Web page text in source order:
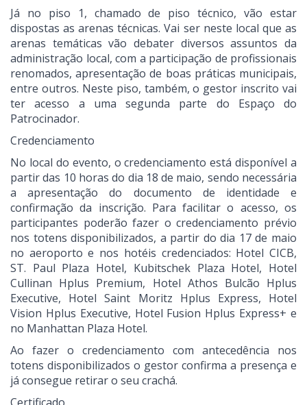
Já no piso 1, chamado de piso técnico, vão estar
dispostas as arenas técnicas. Vai ser neste local que as
arenas temáticas vão debater diversos assuntos da
administração local, com a participação de profissionais
renomados, apresentação de boas práticas municipais,
entre outros. Neste piso, também, o gestor inscrito vai
ter acesso a uma segunda parte do Espaço do
Patrocinador.
Credenciamento
No local do evento, o credenciamento está disponível a
partir das 10 horas do dia 18 de maio, sendo necessária
a apresentação do documento de identidade e
confirmação da inscrição. Para facilitar o acesso, os
participantes poderão fazer o credenciamento prévio
nos totens disponibilizados, a partir do dia 17 de maio
no aeroporto e nos hotéis credenciados: Hotel CICB,
ST. Paul Plaza Hotel, Kubitschek Plaza Hotel, Hotel
Cullinan Hplus Premium, Hotel Athos Bulcão Hplus
Executive, Hotel Saint Moritz Hplus Express, Hotel
Vision Hplus Executive, Hotel Fusion Hplus Express+ e
no Manhattan Plaza Hotel.
Ao fazer o credenciamento com antecedência nos
totens disponibilizados o gestor confirma a presença e
já consegue retirar o seu crachá.